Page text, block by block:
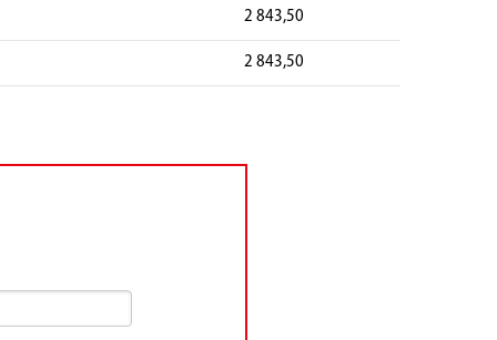
2 843,50
2 843,50